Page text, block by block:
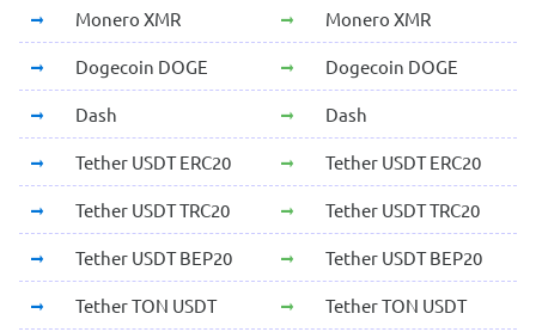
Monero XMR Monero XMR
Dogecoin DOGE Dogecoin DOGE
Dash Dash
Tether USDT ERC20 Tether USDT ERC20
Tether USDT TRC20 Tether USDT TRC20
Tether USDT BEP20 Tether USDT BEP20
Tether TON USDT Tether TON USDT